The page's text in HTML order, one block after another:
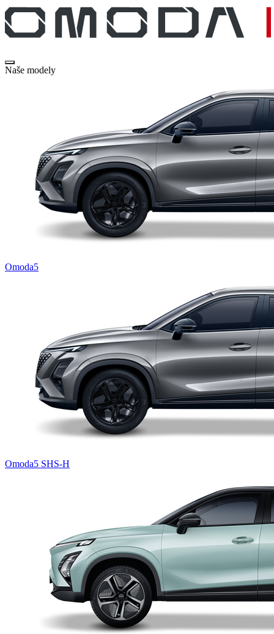
Naše modely
Omoda5
Omoda5 SHS-H